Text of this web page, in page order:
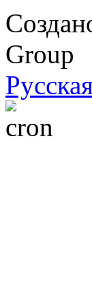
Group